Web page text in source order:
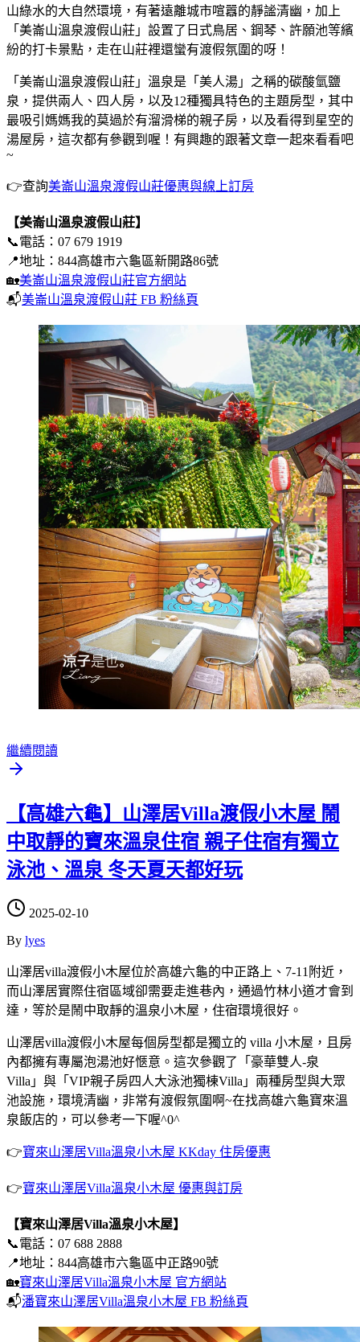
山綠水的大自然環境，有著遠離城市喧囂的靜謐清幽，加上
「美崙山溫泉渡假山莊」設置了日式鳥居、鋼琴、許願池等繽
紛的打卡景點，走在山莊裡還蠻有渡假氛圍的呀！
「美崙山溫泉渡假山莊」溫泉是「美人湯」之稱的碳酸氫鹽
泉，提供兩人、四人房，以及12種獨具特色的主題房型，其中
最吸引媽媽我的莫過於有溜滑梯的親子房，以及看得到星空的
湯屋房，這次都有參觀到喔！有興趣的跟著文章一起來看看吧
~
👉查詢美崙山溫泉渡假山莊優惠與線上訂房
【美崙山溫泉渡假山莊】
📞電話：07 679 1919
📍地址：844高雄市六龜區新開路86號
🏡美崙山溫泉渡假山莊官方網站
📬美崙山溫泉渡假山莊 FB 粉絲頁
繼續閱讀
【高雄六龜】山澤居Villa渡假小木屋 鬧
中取靜的寶來溫泉住宿 親子住宿有獨立
泳池、溫泉 冬天夏天都好玩
2025-02-10
By lyes
山澤居villa渡假小木屋位於高雄六龜的中正路上、7-11附近，
而山澤居實際住宿區域卻需要走進巷內，通過竹林小道才會到
達，等於是鬧中取靜的溫泉小木屋，住宿環境很好。
山澤居villa渡假小木屋每個房型都是獨立的 villa 小木屋，且房
內都擁有專屬泡湯池好愜意。這次參觀了「豪華雙人-泉
Villa」與「VIP親子房四人大泳池獨棟Villa」兩種房型與大眾
池設施，環境清幽，非常有渡假氛圍啊~在找高雄六龜寶來溫
泉飯店的，可以參考一下喔^0^
👉寶來山澤居Villa溫泉小木屋 KKday 住房優惠
👉寶來山澤居Villa溫泉小木屋 優惠與訂房
【寶來山澤居Villa溫泉小木屋】
📞電話：07 688 2888
📍地址：844高雄市六龜區中正路90號
🏡寶來山澤居Villa溫泉小木屋 官方網站
📬潘寶來山澤居Villa溫泉小木屋 FB 粉絲頁